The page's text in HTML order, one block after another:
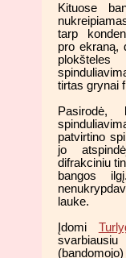
Kituose
tarp
pro ekraną,
plokšteles
tirtas grynai
patvirtino
jo
difrakciniu
bangos
lauke.
Įdomi